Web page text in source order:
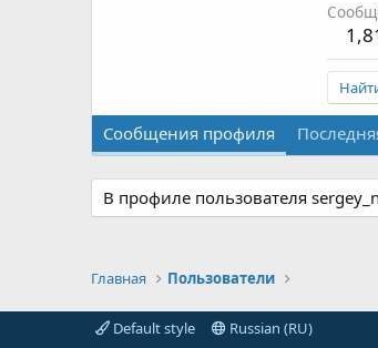
Сообщения профиля
В профиле пользователя
Главная Пользователи
Default style Russian (RU)